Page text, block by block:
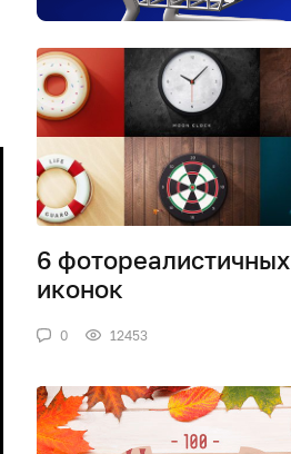
6 фотореалистичных
иконок
0 12453